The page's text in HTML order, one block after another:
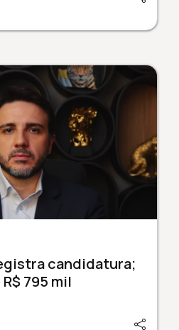
candidatura;
795 mil